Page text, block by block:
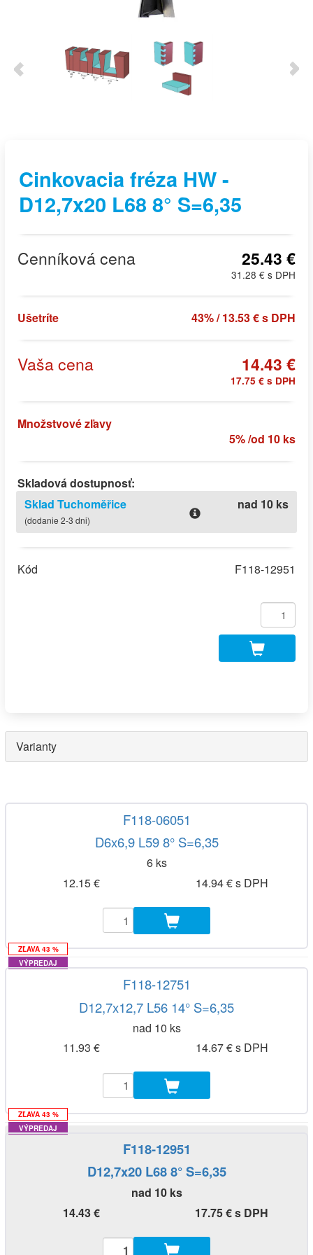
Cinkovacia fréza HW -
D12,7x20 L68 8° S=6,35
Cenníková cena 25.43 €
31.28 € s DPH
Ušetríte 43% / 13.53 € s DPH
Vaša cena 14.43 €
17.75 € s DPH
Množstvové zľavy
5% /od 10 ks
Skladová dostupnosť:
Sklad Tuchoměřice
(dodanie 2-3 dni)
nad 10 ks
Kód F118-12951
Varianty
F118-06051
D6x6,9 L59 8° S=6,35
6 ks
12.15 €
14.94 € s DPH
ZĽAVA 43 %
VÝPREDAJ
F118-12751
D12,7x12,7 L56 14° S=6,35
nad 10 ks
11.93 €
14.67 € s DPH
ZĽAVA 43 %
VÝPREDAJ
F118-12951
D12,7x20 L68 8° S=6,35
nad 10 ks
14.43 €
17.75 € s DPH